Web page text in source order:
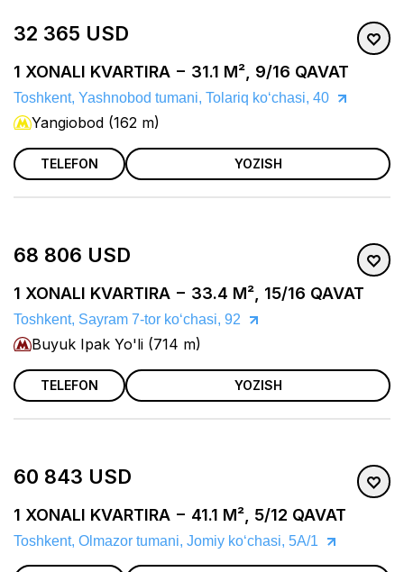
32 365 USD
1 XONALI KVARTIRA − 31.1 M², 9/16 QAVAT
Toshkent, Yashnobod tumani, Tolariq koʻchasi, 40
Yangiobod (162 m)
TELEFON YOZISH
68 806 USD
1 XONALI KVARTIRA − 33.4 M², 15/16 QAVAT
Toshkent, Sayram 7-tor koʻchasi, 92
Buyuk Ipak Yo'li (714 m)
TELEFON YOZISH
60 843 USD
1 XONALI KVARTIRA − 41.1 M², 5/12 QAVAT
Toshkent, Olmazor tumani, Jomiy koʻchasi, 5А/1